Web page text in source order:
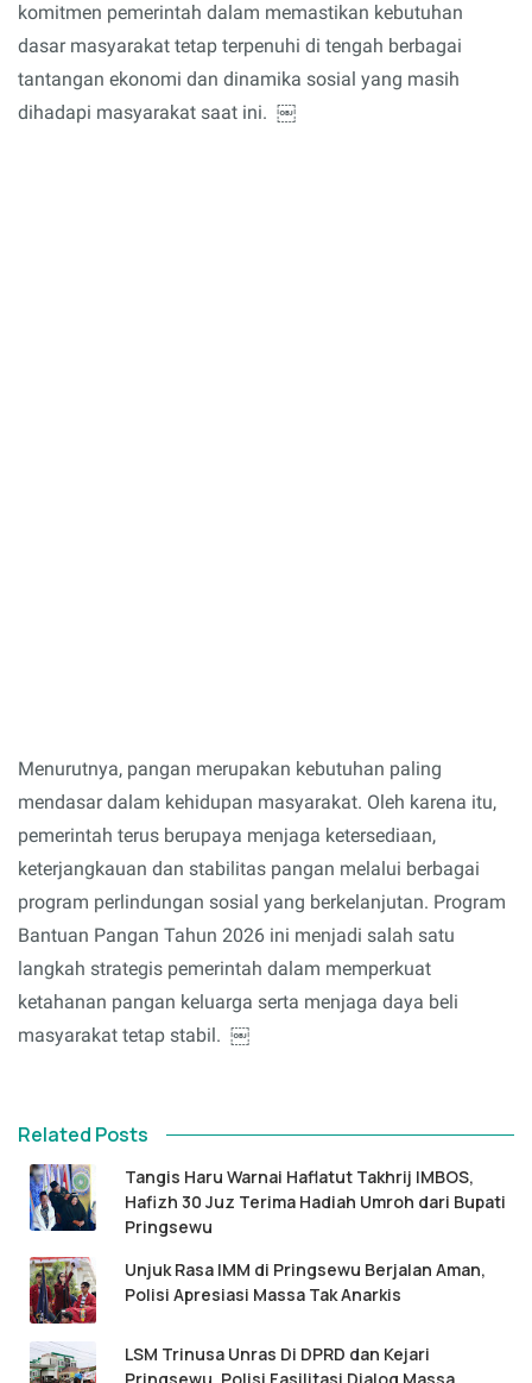
komitmen pemerintah dalam memastikan kebutuhan
dasar masyarakat tetap terpenuhi di tengah berbagai
tantangan ekonomi dan dinamika sosial yang masih
dihadapi masyarakat saat ini. ￼
Menurutnya, pangan merupakan kebutuhan paling
mendasar dalam kehidupan masyarakat. Oleh karena itu,
pemerintah terus berupaya menjaga ketersediaan,
keterjangkauan dan stabilitas pangan melalui berbagai
program perlindungan sosial yang berkelanjutan. Program
Bantuan Pangan Tahun 2026 ini menjadi salah satu
langkah strategis pemerintah dalam memperkuat
ketahanan pangan keluarga serta menjaga daya beli
masyarakat tetap stabil. ￼
Related Posts
Tangis Haru Warnai Haflatut Takhrij IMBOS,
Hafizh 30 Juz Terima Hadiah Umroh dari Bupati
Pringsewu
Unjuk Rasa IMM di Pringsewu Berjalan Aman,
Polisi Apresiasi Massa Tak Anarkis
LSM Trinusa Unras Di DPRD dan Kejari